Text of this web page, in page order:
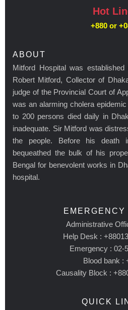
Hot
+880 or
ABOUT
Mitford Hospital was
Robert Mitford, Collector of
judge of the Provincial Court of
was an alarming cholera
to 200 persons died daily in
inadequate. Sir Mitford was
the people. Before his death
bequeathed the bulk of his
Bengal for benevolent works in
hospital.
EMERGENCY
Administrative
Help Desk :
Emergency : 02-
Blood bank :
Causality Block :
QUICK